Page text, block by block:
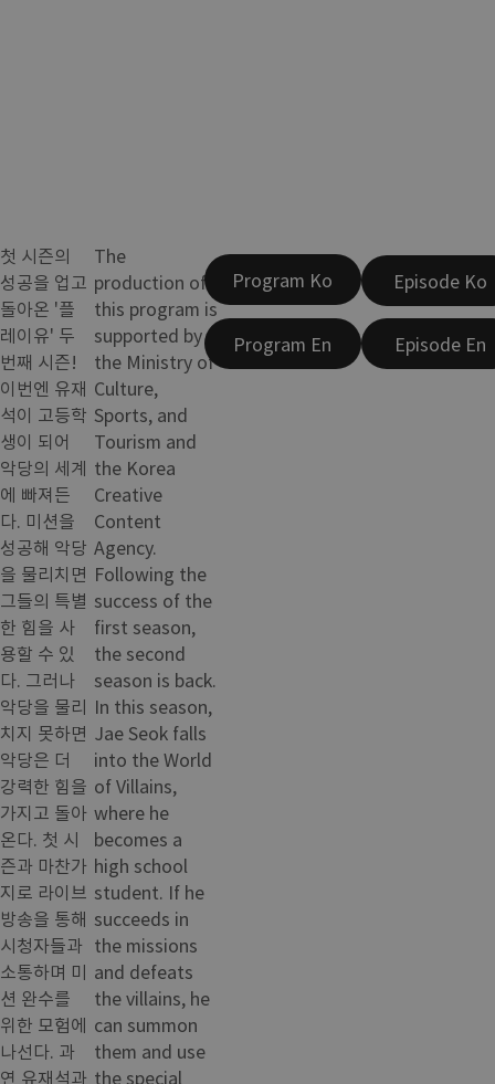
첫 시즌의
성공을 업고
돌아온 '플
레이유' 두
번째 시즌!
이번엔 유재
석이 고등학
생이 되어
악당의 세계
에 빠져든
다. 미션을
성공해 악당
을 물리치면
그들의 특별
한 힘을 사
용할 수 있
다. 그러나
악당을 물리
치지 못하면
악당은 더
강력한 힘을
가지고 돌아
온다. 첫 시
즌과 마찬가
지로 라이브
방송을 통해
시청자들과
소통하며 미
션 완수를
위한 모험에
나선다. 과
연 유재석과
The
production of
this program is
supported by
the Ministry of
Culture,
Sports, and
Tourism and
the Korea
Creative
Content
Agency.
Following the
success of the
first season,
the second
season is back.
In this season,
Jae Seok falls
into the World
of Villains,
where he
becomes a
high school
student. If he
succeeds in
the missions
and defeats
the villains, he
can summon
them and use
the special
Program Ko
Program En
Episode Ko
Episode En